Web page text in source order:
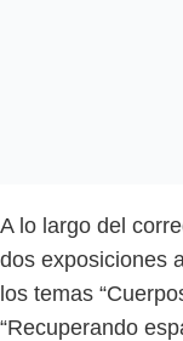
A lo largo del
dos exposiciones
los temas
“Recuperando